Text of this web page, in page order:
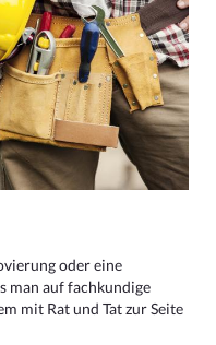
oder eine
man auf fachkundige
mit Rat und Tat zur Seite